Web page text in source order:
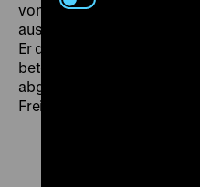
von ihm distanziert.
ausgetauscht hatten,
Er drückte mir gegenüber
beteuerte, dass er sich
abgewandt hätte. Ich
Freilassung einzusetzen...«